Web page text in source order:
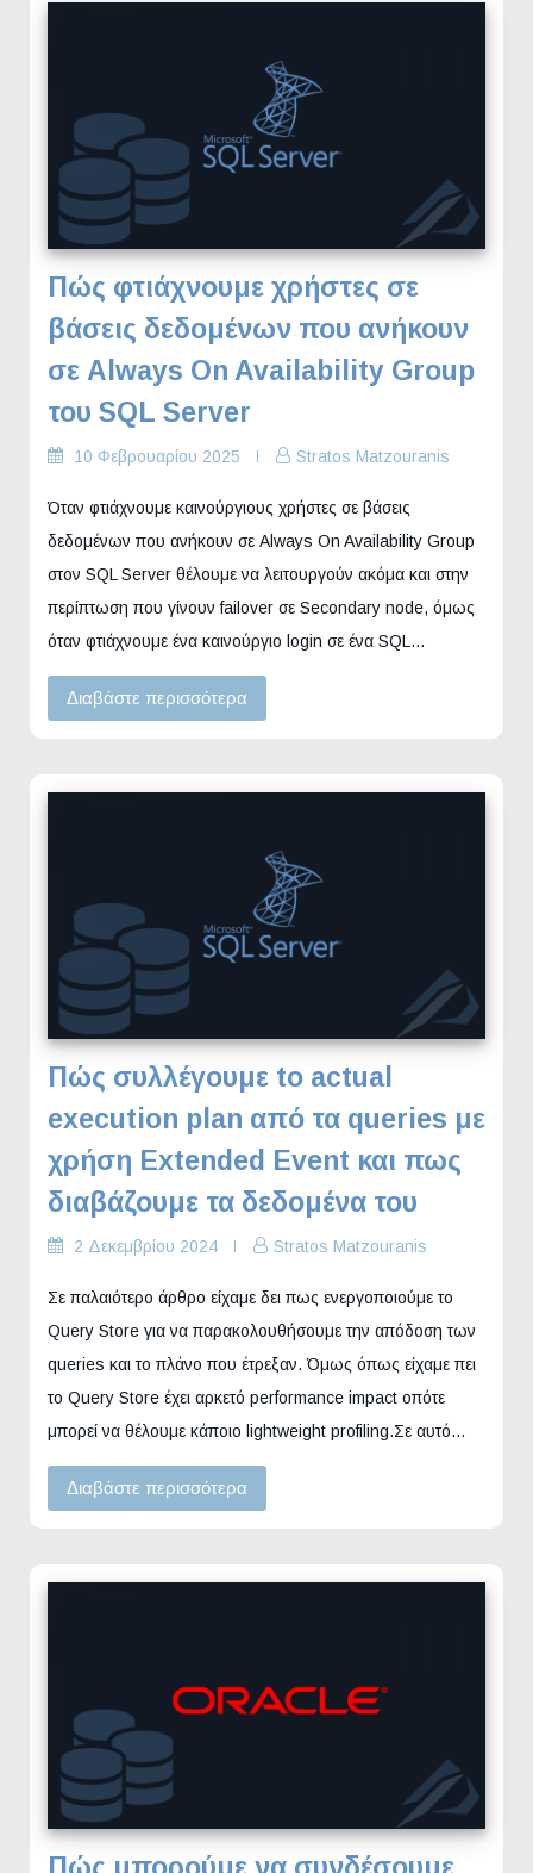
Πώς φτιάχνουμε χρήστες σε
βάσεις δεδομένων που ανήκουν
σε Always On Availability Group
του SQL Server
10 Φεβρουαρίου 2025 Stratos Matzouranis
Όταν φτιάχνουμε καινούργιους χρήστες σε βάσεις
δεδομένων που ανήκουν σε Always On Availability Group
στον SQL Server θέλουμε να λειτουργούν ακόμα και στην
περίπτωση που γίνουν failover σε Secondary node, όμως
όταν φτιάχνουμε ένα καινούργιο login σε ένα SQL…
Διαβάστε περισσότερα
Πώς συλλέγουμε to actual
execution plan από τα queries με
χρήση Extended Event και πως
διαβάζουμε τα δεδομένα του
2 Δεκεμβρίου 2024 Stratos Matzouranis
Σε παλαιότερο άρθρο είχαμε δει πως ενεργοποιούμε το
Query Store για να παρακολουθήσουμε την απόδοση των
queries και το πλάνο που έτρεξαν. Όμως όπως είχαμε πει
το Query Store έχει αρκετό performance impact οπότε
μπορεί να θέλουμε κάποιο lightweight profiling.Σε αυτό…
Διαβάστε περισσότερα
Πώς μπορούμε να συνδέσουμε